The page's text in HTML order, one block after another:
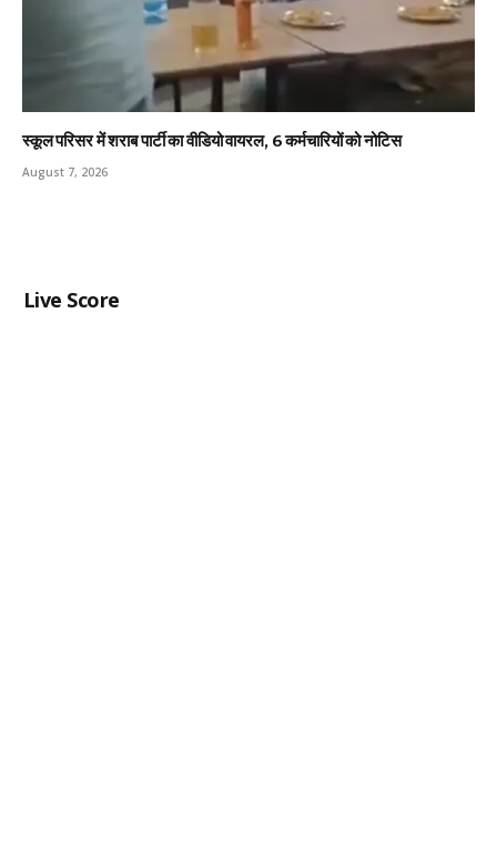
स्कूल परिसर में शराब पार्टी का वीडियो वायरल, 6 कर्मचारियों को नोटिस
August 7, 2026
Live Score